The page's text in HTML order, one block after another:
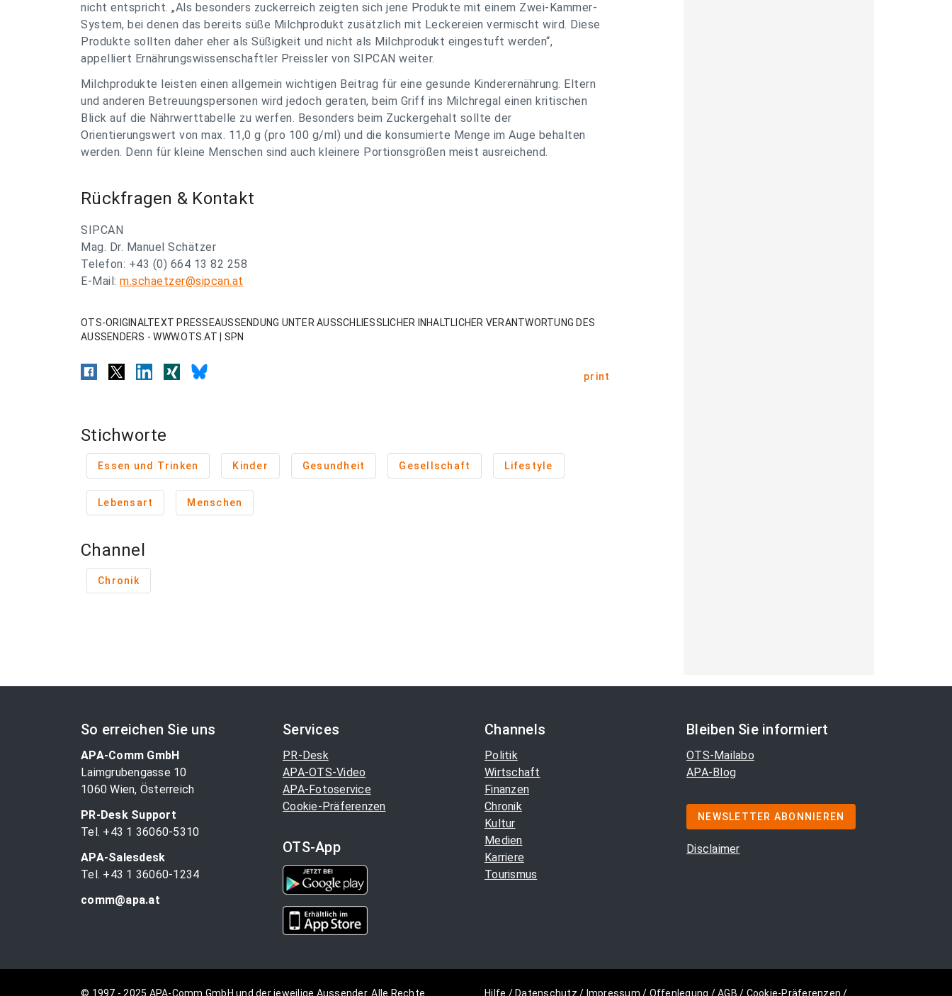
nicht entspricht. „Als besonders zuckerreich zeigten sich jene Produkte mit einem Zwei-Kammer-
System, bei denen das bereits süße Milchprodukt zusätzlich mit Leckereien vermischt wird. Diese
Produkte sollten daher eher als Süßigkeit und nicht als Milchprodukt eingestuft werden“,
appelliert Ernährungswissenschaftler Preissler von SIPCAN weiter.
Milchprodukte leisten einen allgemein wichtigen Beitrag für eine gesunde Kinderernährung. Eltern
und anderen Betreuungspersonen wird jedoch geraten, beim Griff ins Milchregal einen kritischen
Blick auf die Nährwerttabelle zu werfen. Besonders beim Zuckergehalt sollte der
Orientierungswert von max. 11,0 g (pro 100 g/ml) und die konsumierte Menge im Auge behalten
werden. Denn für kleine Menschen sind auch kleinere Portionsgrößen meist ausreichend.
Rückfragen & Kontakt
SIPCAN
Mag. Dr. Manuel Schätzer
Telefon: +43 (0) 664 13 82 258
E-Mail: m.schaetzer@sipcan.at
OTS-ORIGINALTEXT PRESSEAUSSENDUNG UNTER AUSSCHLIESSLICHER INHALTLICHER VERANTWORTUNG DES
AUSSENDERS - WWW.OTS.AT | SPN
print
Stichworte
Essen und Trinken Kinder Gesundheit Gesellschaft Lifestyle
Lebensart Menschen
Channel
Chronik
So erreichen Sie uns
APA-Comm GmbH
Laimgrubengasse 10
1060 Wien, Österreich
PR-Desk Support
Tel. +43 1 36060-5310
APA-Salesdesk
Tel. +43 1 36060-1234
comm@apa.at
Services
PR-Desk
APA-OTS-Video
APA-Fotoservice
Cookie-Präferenzen
OTS-App
Channels
Politik
Wirtschaft
Finanzen
Chronik
Kultur
Medien
Karriere
Tourismus
Bleiben Sie informiert
OTS-Mailabo
APA-Blog
NEWSLETTER ABONNIEREN
Disclaimer
© 1997 - 2025 APA-Comm GmbH und der jeweilige Aussender. Alle Rechte Hilfe / Datenschutz / Impressum / Offenlegung /AGB / Cookie-Präferenzen /